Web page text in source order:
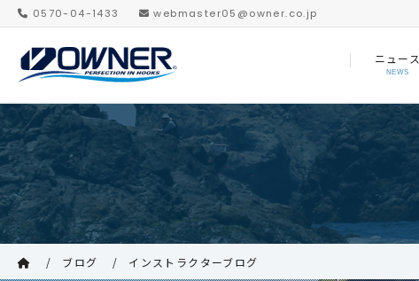
0570-04-1433 webmaster05@owner.co.jp
ニュース
NEWS
ブログ インストラクターブログ